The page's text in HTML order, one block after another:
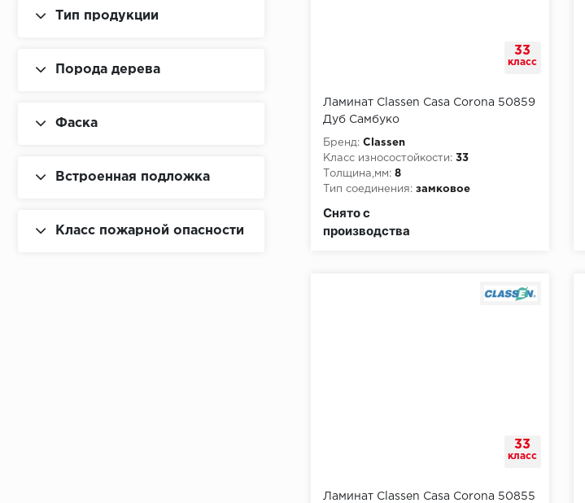
Тип продукции
Порода дерева
Фаска
Встроенная подложка
Класс пожарной опасности
33
класс
Ламинат Classen Casa Corona 50859
Дуб Самбуко
Бренд: Classen
Класс износостойкости: 33
Толщина,мм: 8
Тип соединения: замковое
Снято с
производства
33
класс
Ламинат Classen Casa Corona 50855